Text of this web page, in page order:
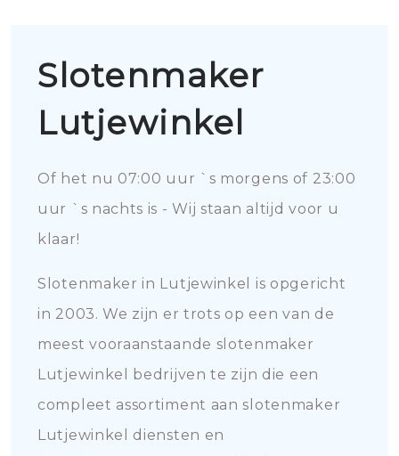
Slotenmaker
Lutjewinkel
Of het nu 07:00 uur `s morgens of 23:00
uur `s nachts is - Wij staan altijd voor u
klaar!
Slotenmaker in Lutjewinkel is opgericht
in 2003. We zijn er trots op een van de
meest vooraanstaande slotenmaker
Lutjewinkel bedrijven te zijn die een
compleet assortiment aan slotenmaker
Lutjewinkel diensten en